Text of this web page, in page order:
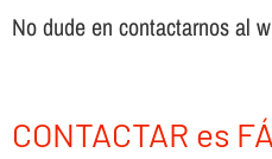
No dude en contactarnos al
CONTACTAR es